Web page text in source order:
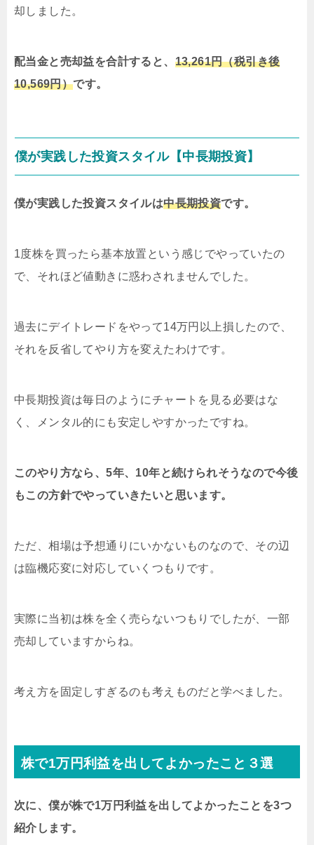
却しました。
配当金と売却益を合計すると、 13,261円（税引き後
10,569円）です。
僕が実践した投資スタイル【中長期投資】
僕が実践した投資スタイルは中長期投資です。
1度株を買ったら基本放置という感じでやっていたの
で、それほど値動きに惑わされませんでした。
過去にデイトレードをやって14万円以上損したので、
それを反省してやり方を変えたわけです。
中長期投資は毎日のようにチャートを見る必要はな
く、メンタル的にも安定しやすかったですね。
このやり方なら、5年、10年と続けられそうなので今後
もこの方針でやっていきたいと思います。
ただ、相場は予想通りにいかないものなので、その辺
は臨機応変に対応していくつもりです。
実際に当初は株を全く売らないつもりでしたが、一部
売却していますからね。
考え方を固定しすぎるのも考えものだと学べました。
株で1万円利益を出してよかったこと３選
次に、僕が株で1万円利益を出してよかったことを3つ
紹介します。